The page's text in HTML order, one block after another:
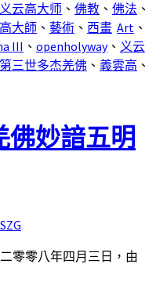
义云高大师 、 佛教 、 佛法 、
大師 、 藝術 、 西畫 Art 、
III 、 openholyway、 义云
第三世多杰羌佛 、 義雲高 、
佛妙諳五明
SZG
零零八年四月三日，由